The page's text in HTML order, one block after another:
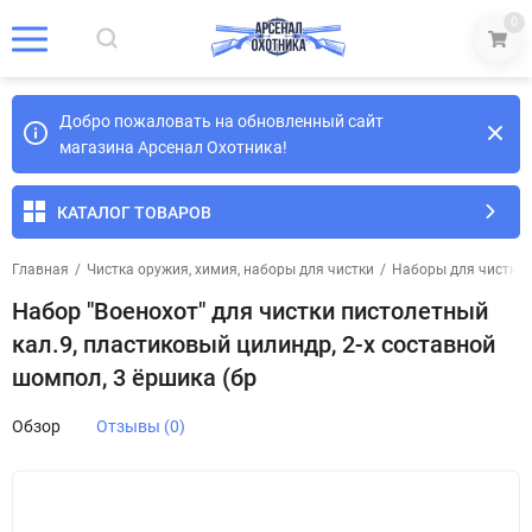
0
Добро пожаловать на обновленный сайт
магазина Арсенал Охотника!
КАТАЛОГ ТОВАРОВ
Главная / Чистка оружия, химия, наборы для чистки / Наборы для чистки
Набор "Военохот" для чистки пистолетный
кал.9, пластиковый цилиндр, 2-х составной
шомпол, 3 ёршика (бр
Обзор Отзывы (0)